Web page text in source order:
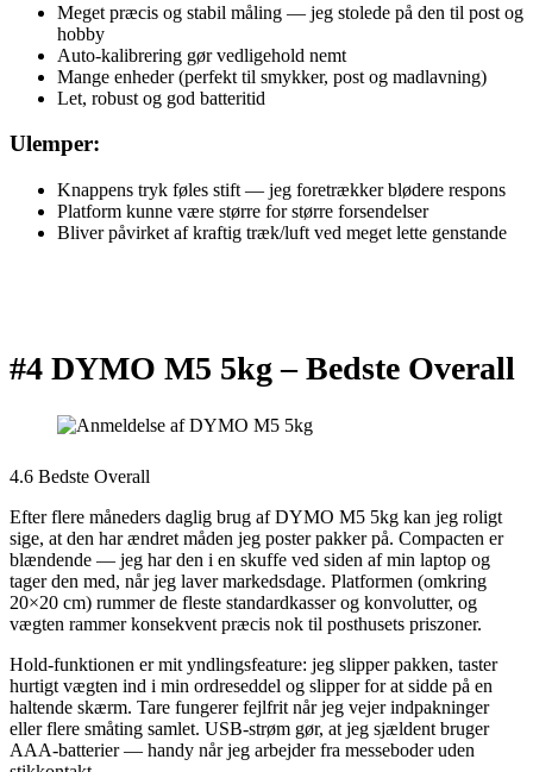
Meget præcis og stabil måling — jeg stolede på den til post og
hobby
Auto-kalibrering gør vedligehold nemt
Mange enheder (perfekt til smykker, post og madlavning)
Let, robust og god batteritid
Ulemper:
Knappens tryk føles stift — jeg foretrækker blødere respons
Platform kunne være større for større forsendelser
Bliver påvirket af kraftig træk/luft ved meget lette genstande
#4 DYMO M5 5kg –Bedste Overall
4.6 Bedste Overall
Efter flere måneders daglig brug af DYMO M5 5kg kan jeg roligt
sige, at den har ændret måden jeg poster pakker på. Compacten er
blændende — jeg har den i en skuffe ved siden af min laptop og
tager den med, når jeg laver markedsdage. Platformen (omkring
20×20 cm) rummer de fleste standardkasser og konvolutter, og
vægten rammer konsekvent præcis nok til posthusets priszoner.
Hold-funktionen er mit yndlingsfeature: jeg slipper pakken, taster
hurtigt vægten ind i min ordreseddel og slipper for at sidde på en
haltende skærm. Tare fungerer fejlfrit når jeg vejer indpakninger
eller flere småting samlet. USB-strøm gør, at jeg sjældent bruger
AAA-batterier — handy når jeg arbejder fra messeboder uden